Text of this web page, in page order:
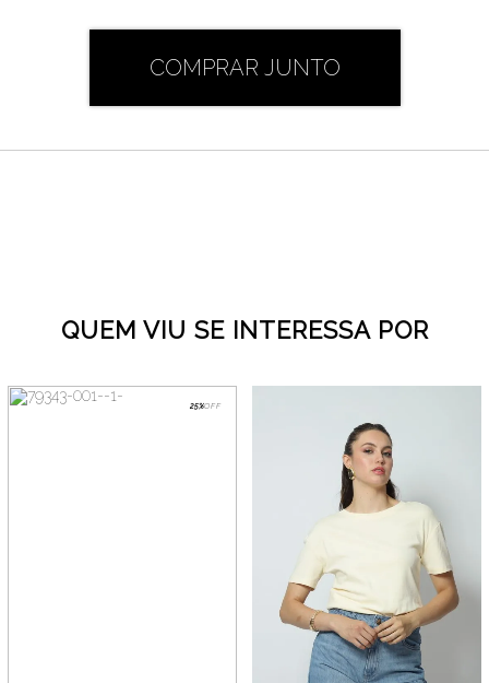
COMPRAR JUNTO
QUEM VIU SE INTERESSA POR
25%OFF